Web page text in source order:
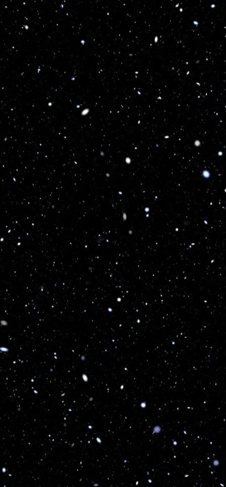
Optimized by Seraphinite Accelerator
Turns on site high speed to be attractive for people and search engines.